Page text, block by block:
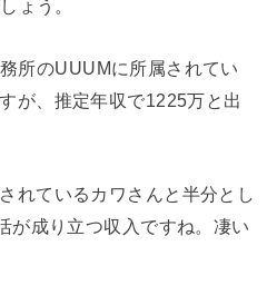
ょう。
所のUUUMに所属されてい
が、推定年収で1225万と出
れているカワさんと半分とし
が成り立つ収入ですね。凄い